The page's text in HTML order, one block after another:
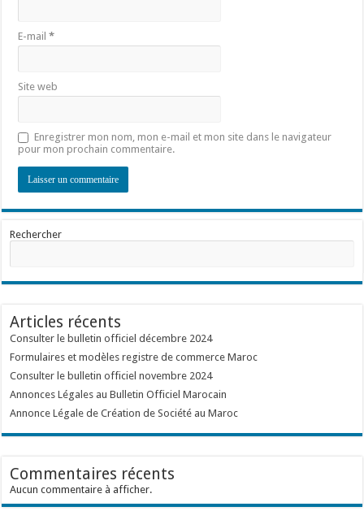
E-mail*
Site web
Enregistrer mon nom, mon e-mail et mon site dans le navigateur
pour mon prochain commentaire.
Rechercher
Articles récents
Consulter le bulletin officiel décembre 2024
Formulaires et modèles registre de commerce Maroc
Consulter le bulletin officiel novembre 2024
Annonces Légales au Bulletin Officiel Marocain
Annonce Légale de Création de Société au Maroc
Commentaires récents
Aucun commentaire à afficher.